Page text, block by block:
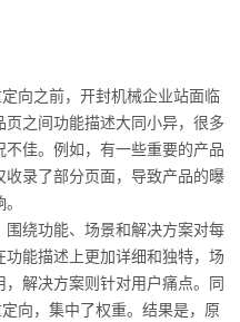
向之前，开封机械企业站面临
之间功能描述大同小异，很多
佳。例如，有一些重要的产品
录了部分页面，导致产品的曝
绕功能、场景和解决方案对每
能描述上更加详细和独特，场
解决方案则针对用户痛点。同
向，集中了权重。结果是，原